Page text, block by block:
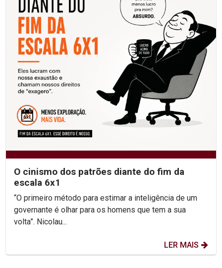
O cinismo dos patrões diante do fim da
escala 6x1
“O primeiro método para estimar a inteligência de um
governante é olhar para os homens que tem a sua
volta”. Nicolau...
LER MAIS